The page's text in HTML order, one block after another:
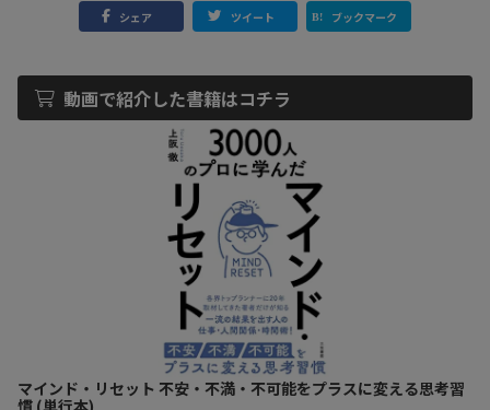
シェア ツイート ブックマーク
動画で紹介した書籍はコチラ
マインド・リセット 不安・不満・不可能をプラスに変える思考習